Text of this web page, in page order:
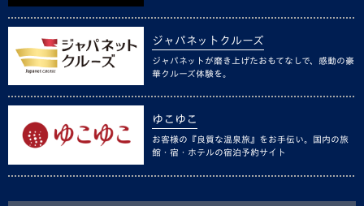
ジャパネットクルーズ
ジャパネットが磨き上げたおもてなしで、感動の豪
華クルーズ体験を。
ゆこゆこ
お客様の『良質な温泉旅』をお手伝い。国内の旅
館・宿・ホテルの宿泊予約サイト